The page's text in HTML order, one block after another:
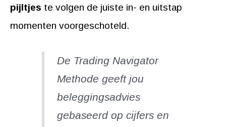
pijltjes te volgen de juiste in- en uitstap
momenten voorgeschoteld.
De Trading Navigator
Methode geeft jou
beleggingsadvies
gebaseerd op cijfers en